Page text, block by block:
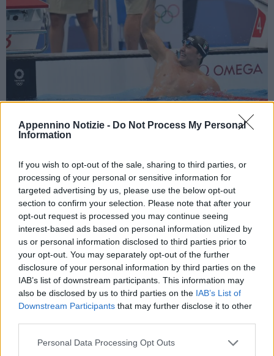
Appennino Notizie - Do Not Process My Personal
Information
If you wish to opt-out of the sale, sharing to third parties, or
processing of your personal or sensitive information for
targeted advertising by us, please use the below opt-out
section to confirm your selection. Please note that after your
opt-out request is processed you may continue seeing
interest-based ads based on personal information utilized by
us or personal information disclosed to third parties prior to
your opt-out. You may separately opt-out of the further
disclosure of your personal information by third parties on the
IAB’s list of downstream participants. This information may
also be disclosed by us to third parties on the IAB’s List of
Downstream Participants that may further disclose it to other
Personal Data Processing Opt Outs
vinto la
medaglia di bronzo nella finale dei 100 rana ai Giochi di Tokyo.
L’azzurro ha chiuso in 58″33. Oro al britannico Adam Peaty
(57″37), argento all’olandese Arno Kamminga (58″00).
“Questa medaglia è una cascata di emozioni. Questa gara l’ho
cercata e l’ho voluta, ho sempre sognato quegli ultimi 15 metri, in
ogni allenamento. Non so davvero cosa dire” le prime parole
dell’azzurro dopo la gara. “Voglio dedicare questa medaglia a
tantissime persone: al mio team, alla famiglia, alla ragazza, agli
amici e a chi mi è stato vicino anche solo con un messaggio. Ma
c’è una dedica speciale per Franco, il mio primo allenatore: sta
vivendo un momento un pò difficile e spero che questa medaglia